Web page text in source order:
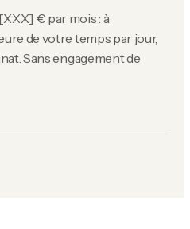
€ par mois : à
de votre temps par jour,
Sans engagement de